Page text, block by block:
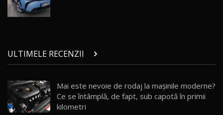
28
Noul Geely Monjaro 2025! Mai ieftin și mai
dotat / Test Drive AutoBlog.MD
29
ZEEKR 9X - PRIMUL TEST DRIVE ÎN ROMÂNĂ!
CUM SE CONDUCE?
33:40
ULTIMELE RECENZII
Mai este nevoie de rodaj la mașinile moderne?
Ce se întâmplă, de fapt, sub capotă în primii
kilometri